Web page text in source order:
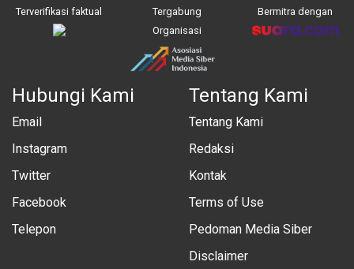
Terverifikasi faktual
Tergabung
Organisasi
Bermitra dengan
Hubungi Kami
Email
Instagram
Twitter
Facebook
Telepon
Tentang Kami
Tentang Kami
Redaksi
Kontak
Terms of Use
Pedoman Media Siber
Disclaimer